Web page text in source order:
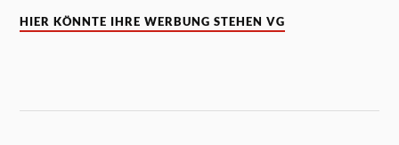
HIER KÖNNTE IHRE WERBUNG STEHEN VG